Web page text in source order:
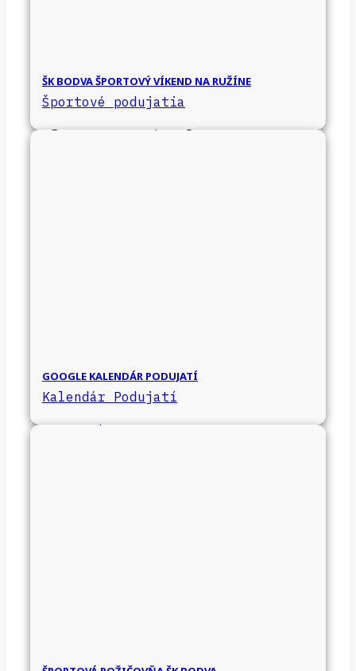
ŠK BODVA ŠPORTOVÝ VÍKEND NA RUŽÍNE
Športové podujatia
GOOGLE KALENDÁR PODUJATÍ
Kalendár Podujatí